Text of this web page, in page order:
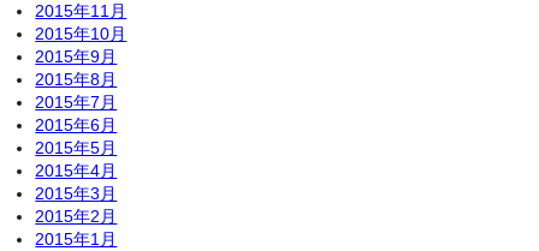
2015年11月
2015年10月
2015年9月
2015年8月
2015年7月
2015年6月
2015年5月
2015年4月
2015年3月
2015年2月
2015年1月